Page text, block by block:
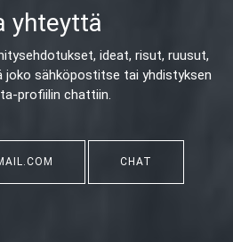
yhteyttä
ideat, risut, ruusut,
joko sähköpostitse tai yhdistyksen
profiilin chattiin.
CHAT